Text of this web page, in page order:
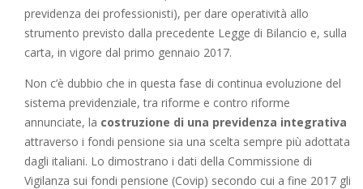
previdenza dei professionisti), per dare operatività allo
strumento previsto dalla precedente Legge di Bilancio e, sulla
carta, in vigore dal primo gennaio 2017.
Non c’è dubbio che in questa fase di continua evoluzione del
sistema previdenziale, tra riforme e contro riforme
annunciate, la costruzione di una previdenza integrativa
attraverso i fondi pensione sia una scelta sempre più adottata
dagli italiani. Lo dimostrano i dati della Commissione di
Vigilanza sui fondi pensione (Covip) secondo cui a fine 2017 gli